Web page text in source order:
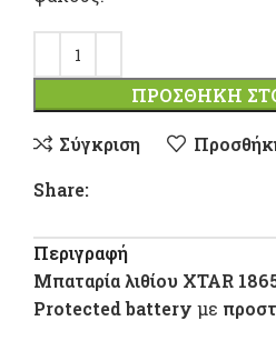
ΠΡΟΣΘΉΚΗ
Σύγκριση
Share:
Περιγραφή
Μπαταρία λιθίου XTAR
Protected battery με